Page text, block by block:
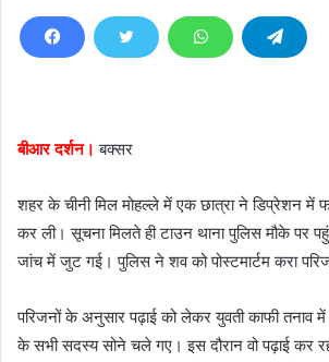
d
l
बीआर दर्शन। बक्सर
शहर के चीनी मिल मोहल्ले में एक छात्रा ने डिप्रेशन में
कर ली। सूचना मिलते ही टाउन थाना पुलिस मौके पर
जांच में जुट गई। पुलिस ने शव को पोस्टमार्टम करा
परिजनों के अनुसार पढ़ाई को लेकर युवती काफी तनाव में
के सभी सदस्य सोने चले गए। इस दौरान वो पढ़ाई कर